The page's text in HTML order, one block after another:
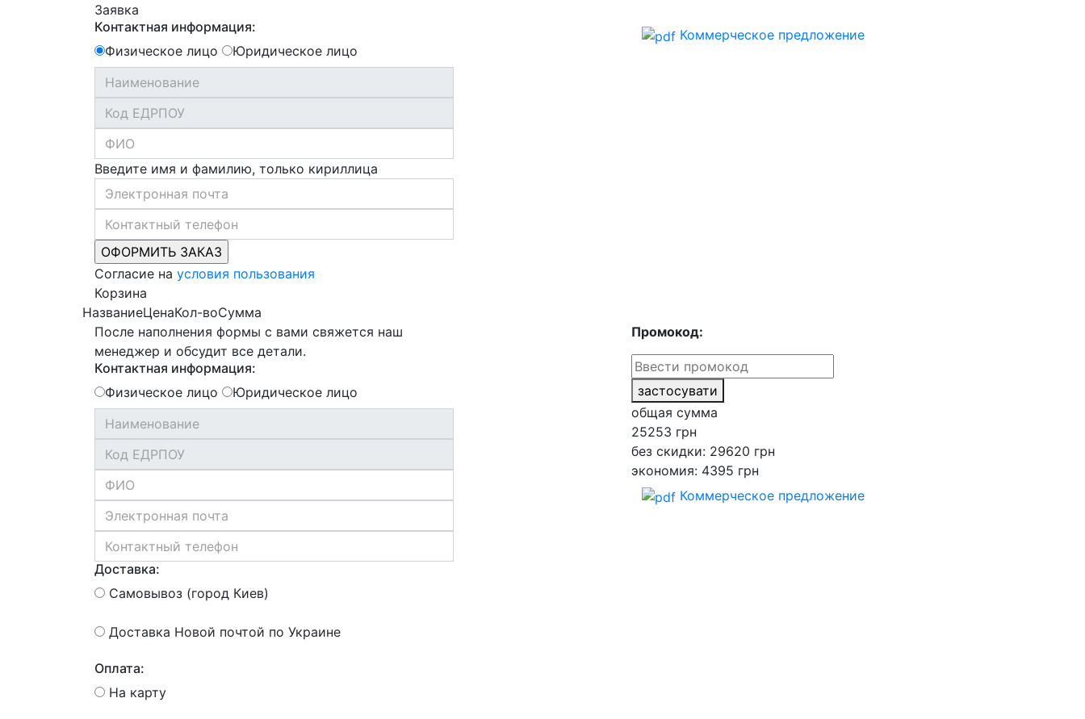
Заявка
Контактная информация:
Физическое лицо
Юридическое лицо
Введите имя и фамилию, только кириллица
Согласие на условия пользования
Коммерческое предложение
Корзина
НазваниеЦенаКол-воСумма
После наполнения формы с вами свяжется наш
менеджер и обсудит все детали.
Контактная информация:
Физическое лицо
Юридическое лицо
Доставка:
Самовывоз (город Киев)
Доставка Новой почтой по Украине
Оплата:
На карту
Промокод:
застосувати
общая сумма
25253 грн
без скидки: 29620 грн
экономия: 4395 грн
Коммерческое предложение